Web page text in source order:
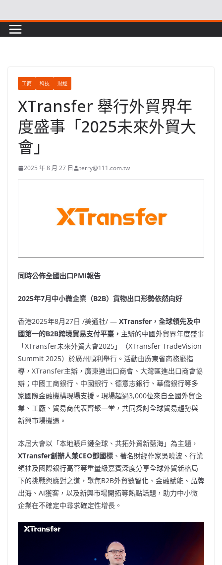
to
content
工商 科技 財經
XTransfer 舉行外貿界年
度盛事「2025未來外貿大
會」
2025 年 8 月 27 日 terry@111.com.tw
同時公佈全國出口PMI報告
2025年7月中小微企業（B2B）貨物出口形勢依然向好
香港2025年8月27日 /美通社/ — XTransfer，全球領先及中
國第一的B2B跨境貿易支付平臺， 主辦的中國外貿界年度盛事
「XTransfer未來外貿大會2025」（XTransfer TradeVision
Summit 2025）於廣州順利舉行。活動由廣東省商務廳指
導，XTransfer主辦，廣東進出口商會、大灣區進出口商會協
辦；中國工商銀行、中國銀行、德意志銀行、華僑銀行等多
家國際金融機構現場支援。現場超過3,000位來自全國外貿企
業、工廠、貿易商代表齊聚一堂，共同探討全球貿易趨勢與
新興市場機遇。
本屆大會以「本地賬戶鏈全球、共拓外貿新藍海」為主題，
XTransfer創辦人兼CEO鄧國標 、著名財經作家吳曉波、行業
領袖及國際銀行高管等重量級嘉賓深度分享全球外貿新格局
下的挑戰與應對之道，聚焦B2B外貿數智化、金融賦能、品牌
出海、AI獲客，以及新興市場開拓等熱點話題，助力中小微
企業在不確定中尋求確定性增長。